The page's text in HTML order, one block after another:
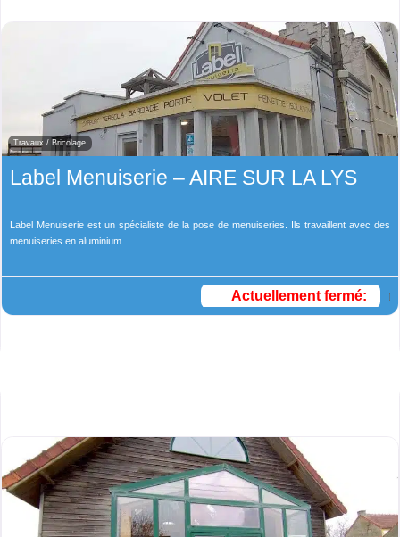
Travaux / Bricolage
Label Menuiserie – AIRE SUR LA LYS
Label Menuiserie est un spécialiste de la pose de menuiseries. Ils travaillent avec des
menuiseries en aluminium.
Actuellement fermé: